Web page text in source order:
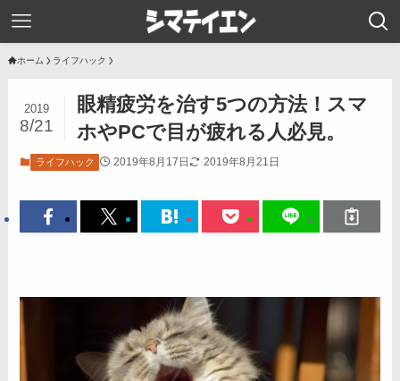
ホーム ライフハック
眼精疲労を治す5つの方法！スマ
ホやPCで目が疲れる人必見。
2019
8/21
ライフハック 2019年8月17日 2019年8月21日